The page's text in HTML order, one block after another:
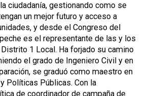
ciudadanía, gestionando como se
un mejor futuro y acceso a
y desde el Congreso del
es el representante de las y los
1 Local. Ha forjado su camino
el grado de Ingeniero Civil y en
se graduó como maestro en
Políticas Públicas. Con la
de coordinador de campaña de